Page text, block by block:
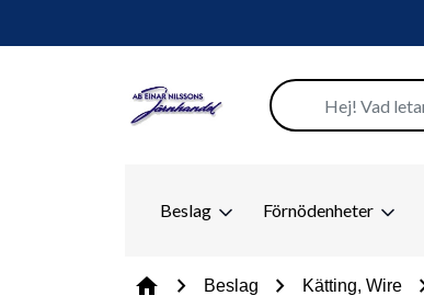
Beslag Förnödenheter
home chevron_right Beslag chevron_right Kätting, Wire